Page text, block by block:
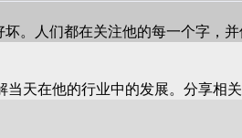
健身例程和健康生活方
10%
。人们都在关注他的每一个字，
当天在他的行业中的发展。分享相